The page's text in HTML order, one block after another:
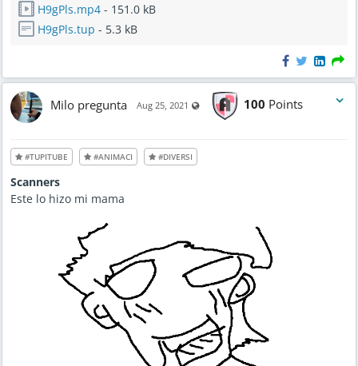
H9gPls.mp4 - 151.0 kB
H9gPls.tup - 5.3 kB
Milo pregunta Aug 25, 2021 Visible also to unregistered users
100 Points
#TUPITUBE #ANIMACI #DIVERSI
Scanners
Este lo hizo mi mama